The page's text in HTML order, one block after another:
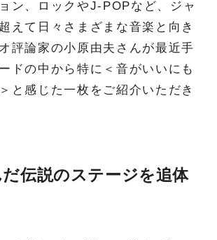
ン、ロックやJ-POPなど、ジャ
えて日々さまざまな音楽と向き
評論家の小原由夫さんが最近手
ドの中から特に＜音がいいにも
と感じた一枚をご紹介いただき
伝説のステージを追体